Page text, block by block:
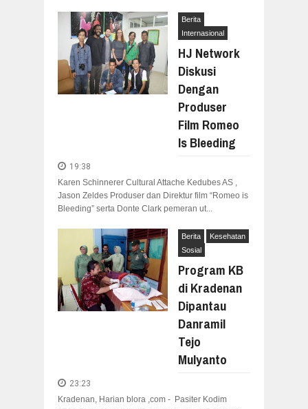
Berita
Internasional
HJ Network
Diskusi
Dengan
Produser
Film Romeo
Is Bleeding
19:38
Karen Schinnerer Cultural Attache Kedubes AS ,
Jason Zeldes Produser dan Direktur film “Romeo is
Bleeding” serta Donte Clark pemeran ut...
Berita
Kesehatan
Sosial
Program KB
di Kradenan
Dipantau
Danramil
Tejo
Mulyanto
23:23
Kradenan, Harian blora ,com - Pasiter Kodim